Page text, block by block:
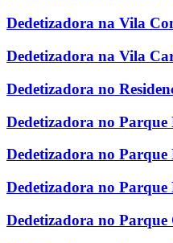
Dedetizadora na Vila
Dedetizadora na Vila
Dedetizadora no
Dedetizadora no Parque
Dedetizadora no Parque
Dedetizadora no Parque
Dedetizadora no Parque